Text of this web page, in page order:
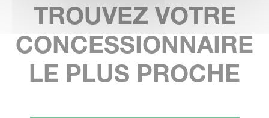
TROUVEZ VOTRE
CONCESSIONNAIRE
LE PLUS PROCHE